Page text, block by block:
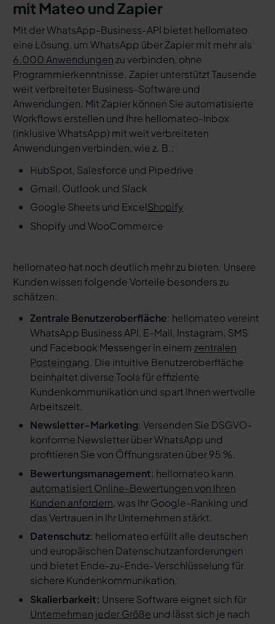
mit Mateo und Zapier
Mit der WhatsApp-Business-API bietet hellomateo
eine Lösung, um WhatsApp über Zapier mit mehr als
6.000 Anwendungenzu verbinden, ohne
Programmierkenntnisse. Zapier unterstützt Tausende
weit verbreiteter Business-Software und
Anwendungen. Mit Zapier können Sie automatisierte
Workflows erstellen und Ihre hellomateo-Inbox
(inklusive WhatsApp) mit weit verbreiteten
Anwendungen verbinden, wie z. B.:
HubSpot, Salesforce und Pipedrive
Gmail, Outlook und Slack
Google Sheets und ExcelShopify
Shopify und WooCommerce
hellomateo hat noch deutlich mehr zu bieten. Unsere
Kunden wissen folgende Vorteile besonders zu
schätzen:
Zentrale Benutzeroberfläche: hellomateo vereint
WhatsApp Business API, E-Mail, Instagram, SMS
und Facebook Messenger in einem zentralen
Posteingang. Die intuitive Benutzeroberfläche
beinhaltet diverse Tools für effiziente
Kundenkommunikation und spart Ihnen wertvolle
Arbeitszeit.
Newsletter-Marketing: Versenden Sie DSGVO-
konforme Newsletter über WhatsApp und
profitieren Sie von Öffnungsraten über 95 %.
Bewertungsmanagement: hellomateo kann
automatisiert Online-Bewertungen von Ihren
Kunden anfordern, was Ihr Google-Ranking und
das Vertrauen in Ihr Unternehmen stärkt.
Datenschutz: hellomateo erfüllt alle deutschen
und europäischen Datenschutzanforderungen
und bietet Ende-zu-Ende-Verschlüsselung für
sichere Kundenkommunikation.
Skalierbarkeit: Unsere Software eignet sich für
Unternehmen jeder Größe und lässt sich je nach